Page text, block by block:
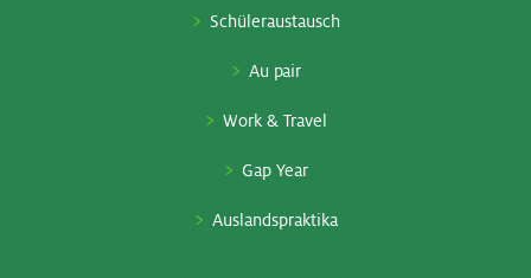
Schüleraustausch
Au pair
Work & Travel
Gap Year
Auslandspraktika